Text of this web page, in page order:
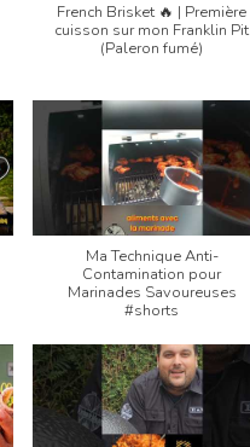
French Brisket 🔥 | Première
cuisson sur mon Franklin Pit
(Paleron fumé)
Ma Technique Anti-
Contamination pour
Marinades Savoureuses
#shorts